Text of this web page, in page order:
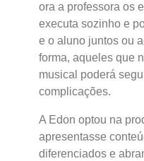
ora a professora os
executa sozinho e
e o aluno juntos ou
forma, aqueles que
musical poderá
complicações.
A Edon optou na
apresentasse
diferenciados e